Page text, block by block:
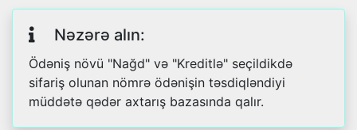
Nəzərə alın:
Ödəniş növü "Nağd" və "Kreditlə" seçildikdə
sifariş olunan nömrə ödənişin təsdiqləndiyi
müddətə qədər axtarış bazasında qalır.